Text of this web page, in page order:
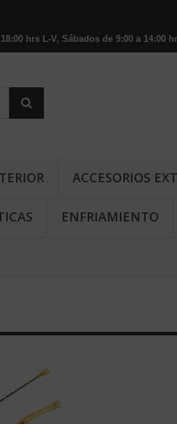
hrs L-V, Sábados de 9:00 a 14:00
ACCESORIOS
ENFRIAMIENTO